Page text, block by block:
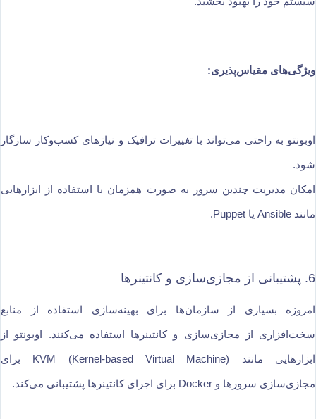
ویژگی‌های مقیاس‌پذیری:
اوبونتو به راحتی می‌تواند با تغییرات ترافیک و نیازهای کسب‌وکار سازگار
شود.
امکان مدیریت چندین سرور به صورت همزمان با استفاده از ابزارهایی
مانند Ansible یا Puppet.
6. پشتیبانی از مجازی‌سازی و کانتینرها
امروزه بسیاری از سازمان‌ها برای بهینه‌سازی استفاده از منابع
سخت‌افزاری از مجازی‌سازی و کانتینرها استفاده می‌کنند. اوبونتو از
ابزارهایی مانند KVM (Kernel-based Virtual Machine) برای
مجازی‌سازی سرورها و Docker برای اجرای کانتینرها پشتیبانی می‌کند.